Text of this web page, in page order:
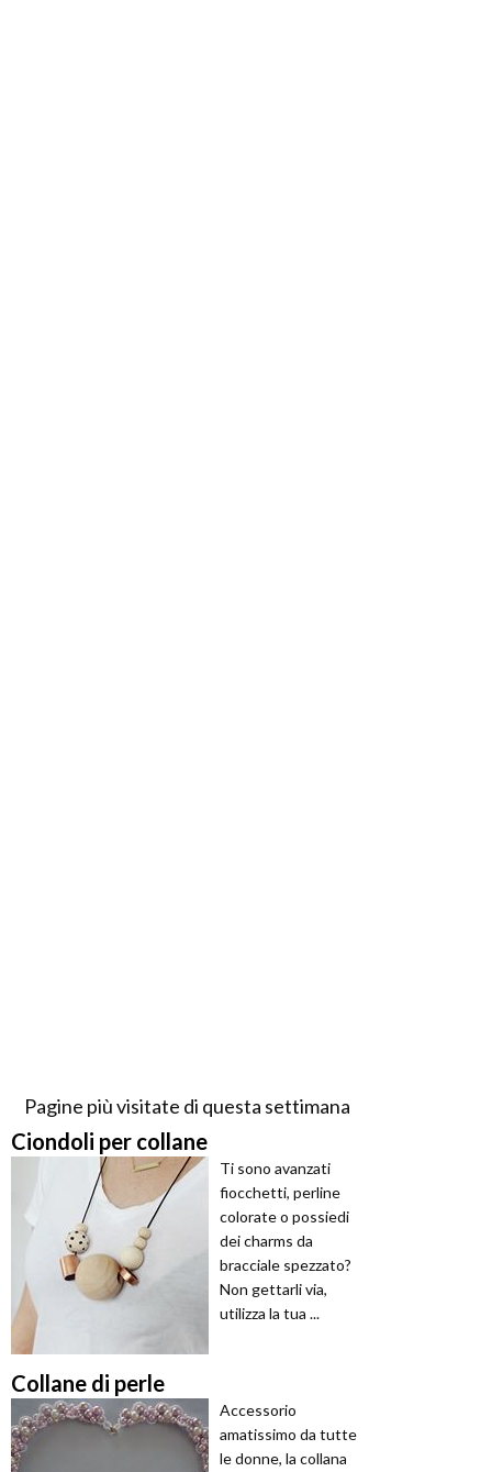
Pagine più visitate di questa settimana
Ciondoli per collane
Ti sono avanzati
fiocchetti, perline
colorate o possiedi
dei charms da
bracciale spezzato?
Non gettarli via,
utilizza la tua ...
Collane di perle
Accessorio
amatissimo da tutte
le donne, la collana